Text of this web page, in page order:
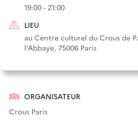
19:00 - 21:00
LIEU
au Centre culturel du Crous de
l’Abbaye, 75006 Paris
ORGANISATEUR
Crous Paris